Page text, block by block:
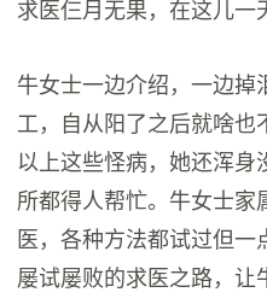
求医仨月无果，在这儿一
牛女士一边介绍，一边掉
工，自从阳了之后就啥也
以上这些怪病，她还浑身
所都得人帮忙。牛女士家
医，各种方法都试过但一
屡试屡败的求医之路，让